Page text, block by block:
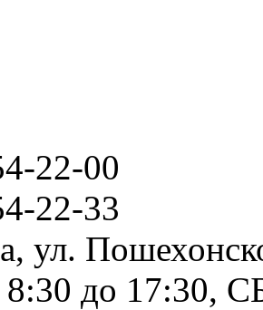
22-00
22-33
ул.
до 17:30,